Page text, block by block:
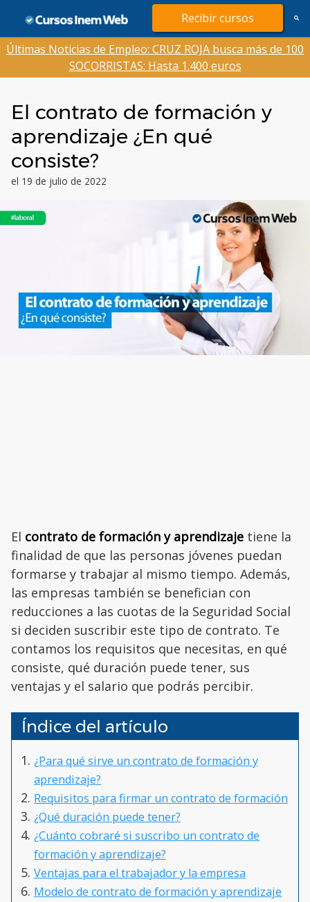
contenido
Recibir cursos
Últimas Noticias de Empleo: CRUZ ROJA busca más de 100
SOCORRISTAS: Hasta 1.400 euros
El contrato de formación y
aprendizaje ¿En qué
consiste?
el 19 de julio de 2022
El contrato de formación y aprendizaje tiene la
finalidad de que las personas jóvenes puedan
formarse y trabajar al mismo tiempo. Además,
las empresas también se benefician con
reducciones a las cuotas de la Seguridad Social
si deciden suscribir este tipo de contrato. Te
contamos los requisitos que necesitas, en qué
consiste, qué duración puede tener, sus
ventajas y el salario que podrás percibir.
Índice del artículo
¿Para qué sirve un contrato de formación y
aprendizaje?
Requisitos para firmar un contrato de formación
¿Qué duración puede tener?
¿Cuánto cobraré si suscribo un contrato de
formación y aprendizaje?
Ventajas para el trabajador y la empresa
Modelo de contrato de formación y aprendizaje